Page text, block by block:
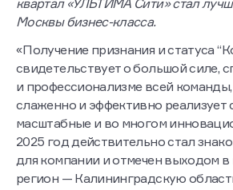
квартал «УЛЬТИМА Сити» стал
Москвы бизнес-класса.
«Получение признания и статуса
свидетельствует о большой силе,
и профессионализме всей
слаженно и эффективно реализует
масштабные и во многом
2025 год действительно стал
для компании и отмечен выходом
регион — Калининградскую